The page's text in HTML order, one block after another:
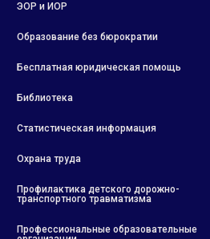
ЭОР и ИОР
Образование без бюрократии
Бесплатная юридическая помощь
Библиотека
Статистическая информация
Охрана труда
Профилактика детского дорожно-
транспортного травматизма
Профессиональные образовательные